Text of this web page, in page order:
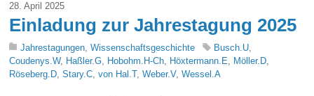
28. April 2025
Einladung zur Jahrestagung 2025
Jahrestagungen,Wissenschaftsgeschichte Busch.U,
Coudenys.W, Haßler.G, Hobohm.H-Ch, Höxtermann.E, Möller.D,
Röseberg.D,Stary.C,von Hal.T,Weber.V,Wessel.A